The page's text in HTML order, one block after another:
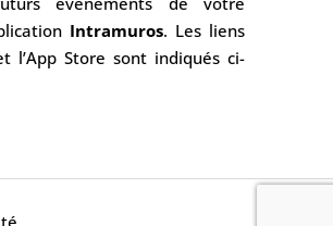
Intramuros. Les liens
l’App Store sont indiqués ci-